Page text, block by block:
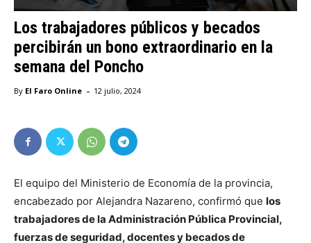
Los trabajadores públicos y becados
percibirán un bono extraordinario en la
semana del Poncho
By El Faro Online - 12 julio, 2024
El equipo del Ministerio de Economía de la provincia,
encabezado por Alejandra Nazareno, confirmó que los
trabajadores de la Administración Pública Provincial,
fuerzas de seguridad, docentes y becados de